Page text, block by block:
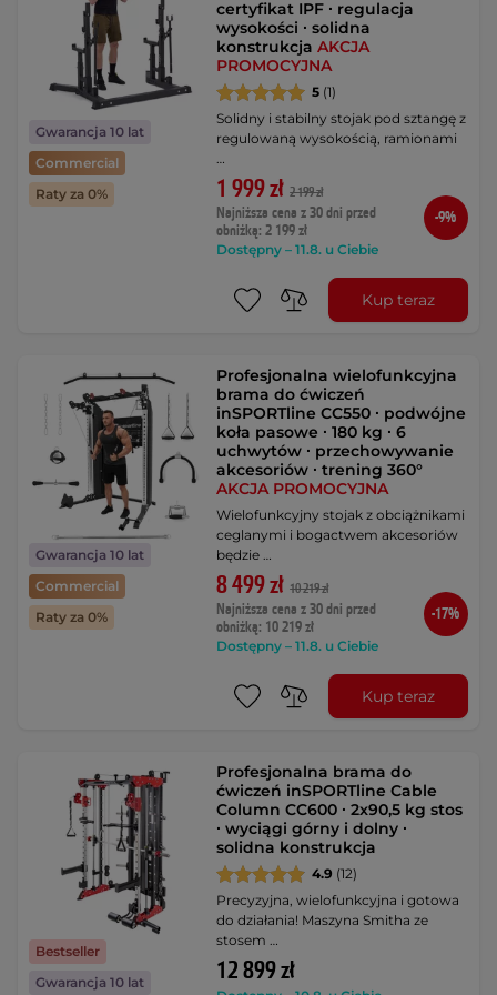
Gwarancja 10 lat
Commercial
Raty za 0%
certyfikat IPF ∙ regulacja
wysokości ∙ solidna
konstrukcjaAKCJA
PROMOCYJNA
5 (1)
Solidny i stabilny stojak pod sztangę z
regulowaną wysokością, ramionami
…
1 999 zł 2 199 zł
Najniższa cena z 30 dni przed
obniżką: 2 199 zł
Dostępny – 11.8. u Ciebie
-9%
Kup teraz
Gwarancja 10 lat
Commercial
Raty za 0%
Profesjonalna wielofunkcyjna
brama do ćwiczeń
inSPORTline CC550 ∙ podwójne
koła pasowe ∙ 180 kg ∙ 6
uchwytów ∙ przechowywanie
akcesoriów ∙ trening 360°
AKCJA PROMOCYJNA
Wielofunkcyjny stojak z obciążnikami
ceglanymi i bogactwem akcesoriów
będzie …
8 499 zł 10 219 zł
Najniższa cena z 30 dni przed
obniżką: 10 219 zł
Dostępny – 11.8. u Ciebie
-17%
Kup teraz
Bestseller
Gwarancja 10 lat
Profesjonalna brama do
ćwiczeń inSPORTline Cable
Column CC600 ∙ 2x90,5 kg stos
∙ wyciągi górny i dolny ∙
solidna konstrukcja
4.9 (12)
Precyzyjna, wielofunkcyjna i gotowa
do działania! Maszyna Smitha ze
stosem …
12 899 zł